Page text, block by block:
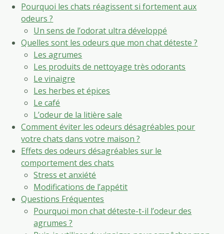
Pourquoi les chats réagissent si fortement aux
odeurs ?
Un sens de l’odorat ultra développé
Quelles sont les odeurs que mon chat déteste ?
Les agrumes
Les produits de nettoyage très odorants
Le vinaigre
Les herbes et épices
Le café
L’odeur de la litière sale
Comment éviter les odeurs désagréables pour
votre chats dans votre maison ?
Effets des odeurs désagréables sur le
comportement des chats
Stress et anxiété
Modifications de l’appétit
Questions Fréquentes
Pourquoi mon chat déteste-t-il l’odeur des
agrumes ?